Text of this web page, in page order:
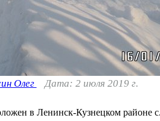
Олег Дата: 2 июля 2019 г.
в Ленинск-Кузнецком